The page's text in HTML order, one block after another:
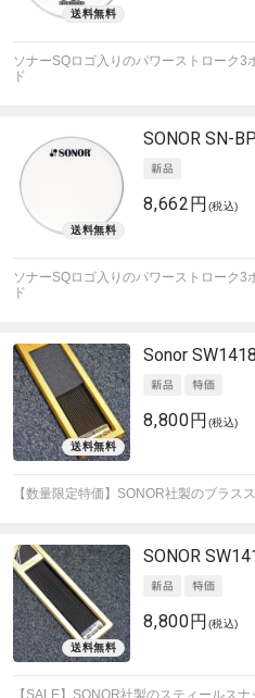
ソナーSQロゴ入りのパワーストローク3
ド
SONOR SN-
8,662円 (税込)
ソナーSQロゴ入りのパワーストローク3
ド
Sonor
8,800円 (税込)
【数量限定特価】SONOR社製のブラス
SONOR
8,800円 (税込)